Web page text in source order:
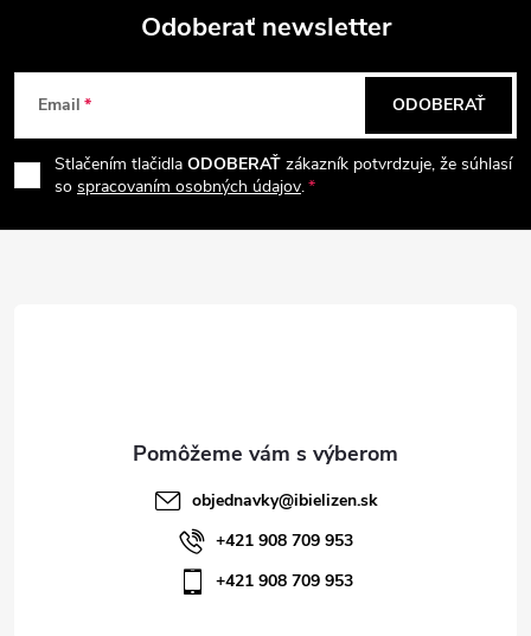
c
i
e
Z
á
p
Odoberať newsletter
Email
Stlačením tlačidla ODOBERAŤ zákazník potvrdzuje, že súhlasí
so spracovaním osobných údajov.
ODOBERAŤ
objednavky@ibielizen.sk
+421 908 709 953
+421 908 709 953